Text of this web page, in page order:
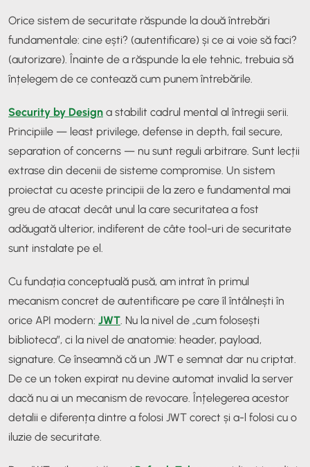
Orice sistem de securitate răspunde la două întrebări
fundamentale: cine ești? (autentificare) și ce ai voie să faci?
(autorizare). Înainte de a răspunde la ele tehnic, trebuia să
înțelegem de ce contează cum punem întrebările.
Security by Design a stabilit cadrul mental al întregii serii.
Principiile — least privilege, defense in depth, fail secure,
separation of concerns — nu sunt reguli arbitrare. Sunt lecții
extrase din decenii de sisteme compromise. Un sistem
proiectat cu aceste principii de la zero e fundamental mai
greu de atacat decât unul la care securitatea a fost
adăugată ulterior, indiferent de câte tool-uri de securitate
sunt instalate pe el.
Cu fundația conceptuală pusă, am intrat în primul
mecanism concret de autentificare pe care îl întâlnești în
orice API modern: JWT . Nu la nivel de „cum folosești
biblioteca”, ci la nivel de anatomie: header, payload,
signature. Ce înseamnă că un JWT e semnat dar nu criptat
De ce un token expirat nu devine automat invalid la server
dacă nu ai un mecanism de revocare. Înțelegerea acestor
detalii e diferența dintre a folosi JWT corect și a-l folosi cu o
iluzie de securitate.